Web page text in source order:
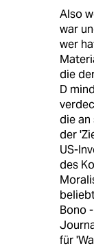
Also
war
wer
die
D
die an
der
US-
des
Bono
für